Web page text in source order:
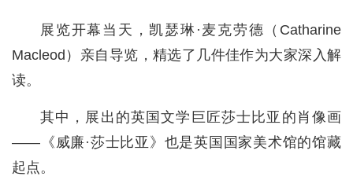
展览开幕当天，凯瑟琳·麦克劳德（Catharine
Macleod）亲自导览，精选了几件佳作为大家深入解
读。
其中，展出的英国文学巨匠莎士比亚的肖像画
——《威廉·莎士比亚》也是英国国家美术馆的馆藏
起点。